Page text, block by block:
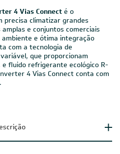
4 Vias Connect é o
precisa climatizar grandes
e conjuntos comerciais
e ótima integração
com a tecnologia de
que proporcionam
fluido refrigerante ecológico R-
4 Vias Connect conta com